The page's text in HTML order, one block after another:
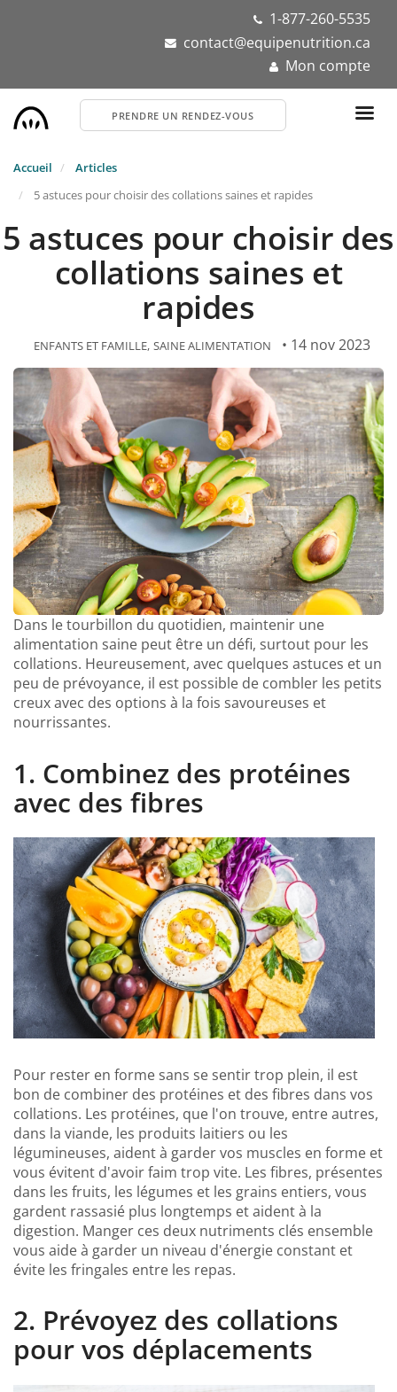
1-877-260-5535
contact@equipenutrition.ca
Mon compte
PRENDRE UN RENDEZ-VOUS
Accueil
Articles
5 astuces pour choisir des collations saines et rapides
5 astuces pour choisir des
collations saines et
rapides
ENFANTS ET FAMILLE SAINE ALIMENTATION • 14 nov 2023
Dans le tourbillon du quotidien, maintenir une
alimentation saine peut être un défi, surtout pour les
collations. Heureusement, avec quelques astuces et un
peu de prévoyance, il est possible de combler les petits
creux avec des options à la fois savoureuses et
nourrissantes.
1. Combinez des protéines
avec des fibres
Pour rester en forme sans se sentir trop plein, il est
bon de combiner des protéines et des fibres dans vos
collations. Les protéines, que l'on trouve, entre autres,
dans la viande, les produits laitiers ou les
légumineuses, aident à garder vos muscles en forme et
vous évitent d'avoir faim trop vite. Les fibres, présentes
dans les fruits, les légumes et les grains entiers, vous
gardent rassasié plus longtemps et aident à la
digestion. Manger ces deux nutriments clés ensemble
vous aide à garder un niveau d'énergie constant et
évite les fringales entre les repas.
2. Prévoyez des collations
pour vos déplacements